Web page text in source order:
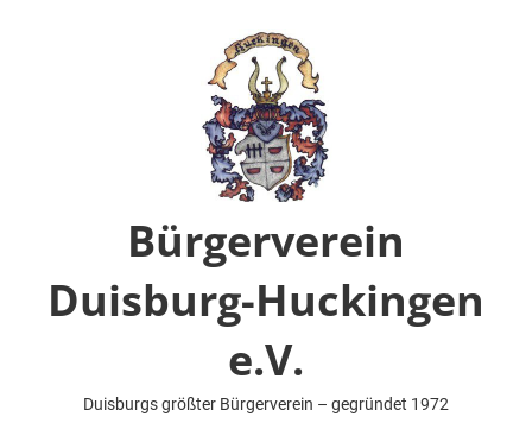
Bürgerverein
Duisburg-Huckingen
e.V.
Duisburgs größter Bürgerverein – gegründet 1972